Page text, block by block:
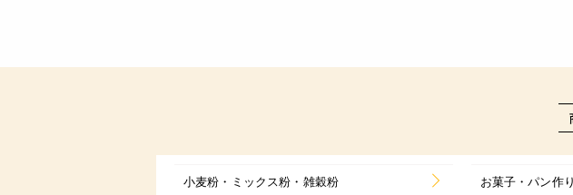
小麦粉・ミックス粉・雑穀粉 お菓子・パン作